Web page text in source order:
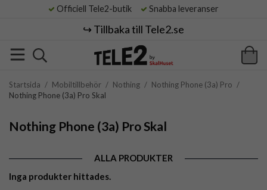
Officiell Tele2-butik Snabba leveranser
↪️ Tillbaka till Tele2.se
Startsida / Mobiltillbehör / Nothing / Nothing Phone (3a) Pro /
Nothing Phone (3a) Pro Skal
Nothing Phone (3a) Pro Skal
ALLA PRODUKTER
Inga produkter hittades.